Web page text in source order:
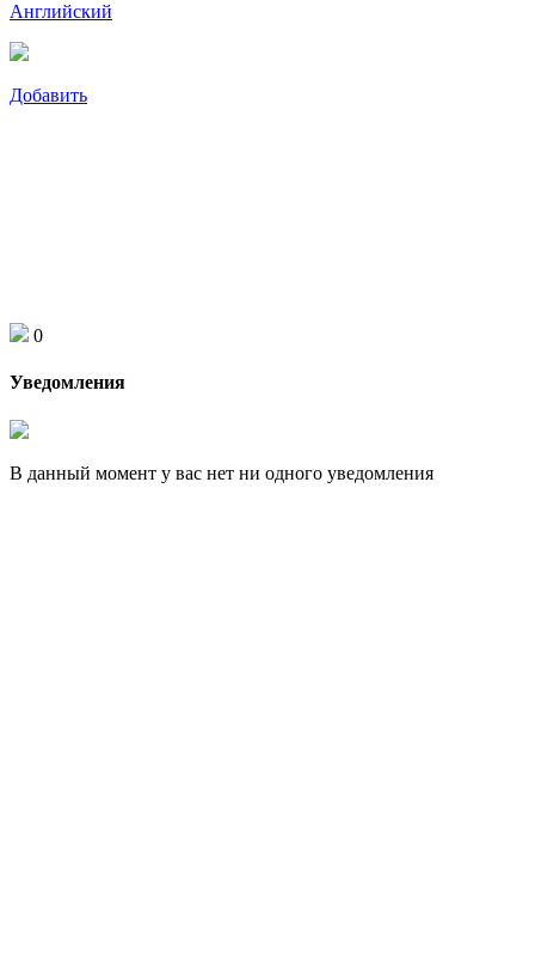
Английский
Добавить
0
Уведомления
В данный момент у вас нет ни одного уведомления